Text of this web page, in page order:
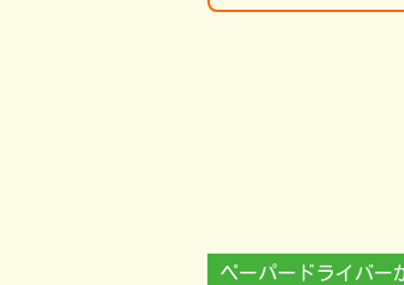
ペーパードライバー